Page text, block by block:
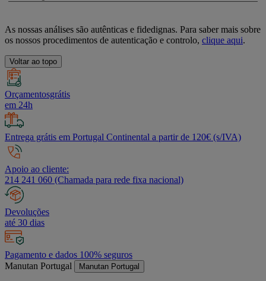
As nossas análises são autênticas e fidedignas. Para saber mais sobre
os nossos procedimentos de autenticação e controlo, clique aqui.
Voltar ao topo
Orçamentosgrátis
em 24h
Entrega grátis em Portugal Continental a partir de 120€ (s/IVA)
Apoio ao cliente:
214 241 060 (Chamada para rede fixa nacional)
Devoluções
até 30 dias
Pagamento e dados 100% seguros
Manutan Portugal
Manutan Portugal